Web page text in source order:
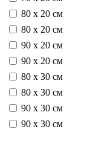
80 х 20 см
80 х 20 см
90 х 20 см
90 х 20 см
80 х 30 см
80 х 30 см
90 х 30 см
90 х 30 см